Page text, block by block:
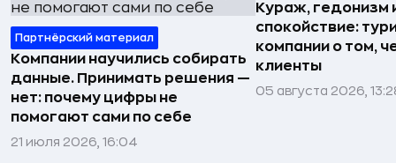
Партнёрский материал
Компании научились собирать
данные. Принимать решения —
нет: почему цифры не
помогают сами по себе
21 июля 2026, 16:04
Кураж, гедонизм
спокойствие:
компании о том,
клиенты
05 августа 2026,